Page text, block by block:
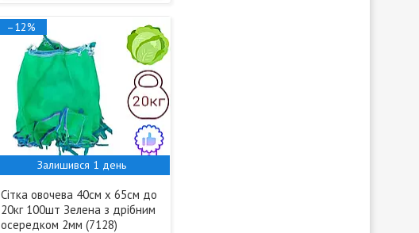
–12%
Залишився 1 день
Сітка овочева 40см х 65см до
20кг 100шт Зелена з дрібним
осередком 2мм (7128)